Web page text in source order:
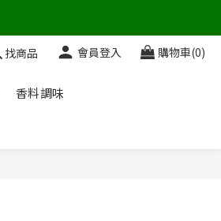
找商品 會員登入 購物車(0)
香料調味